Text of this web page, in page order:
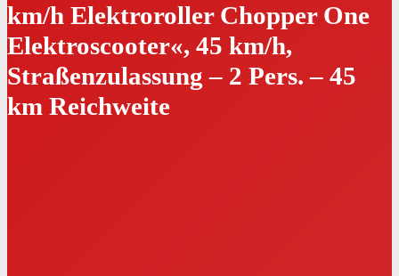
km/h Elektroroller Chopper One
Elektroscooter«, 45 km/h,
Straßenzulassung – 2 Pers. – 45
km Reichweite